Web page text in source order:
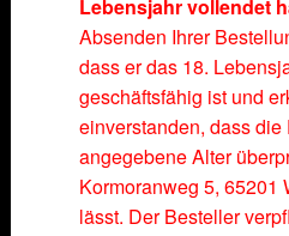
Lebensjahr vollendet
Absenden Ihrer
dass er das 18.
geschäftsfähig ist und
einverstanden, dass
angegebene Alter
Kormoranweg 5, 65201
lässt. Der Besteller